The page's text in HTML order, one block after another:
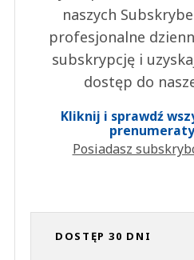
naszych
profesjonalne
subskrypcję i
dostęp do
Kliknij i sprawdź
prenumeraty
Posiadasz
DOSTĘP 30 DNI